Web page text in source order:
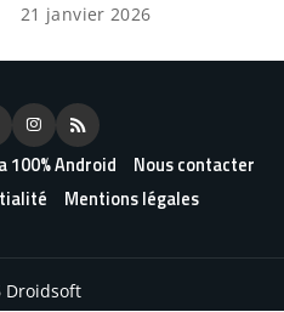
21 janvier 2026
100% Android
Nous contacter
Mentions légales
Droidsoft